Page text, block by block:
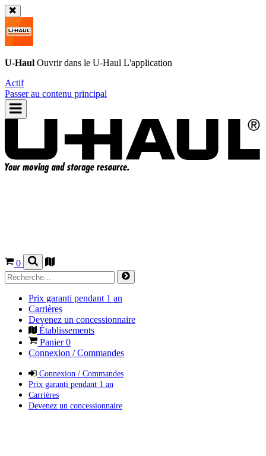
U-Haul Ouvrir dans le U-Haul L'application
Actif
Passer au contenu principal
0
Prix garanti pendant 1 an
Carrières
Devenez un concessionnaire
Établissements
Panier0
Connexion / Commandes
Connexion / Commandes
Prix garanti pendant 1 an
Carrières
Devenez un concessionnaire